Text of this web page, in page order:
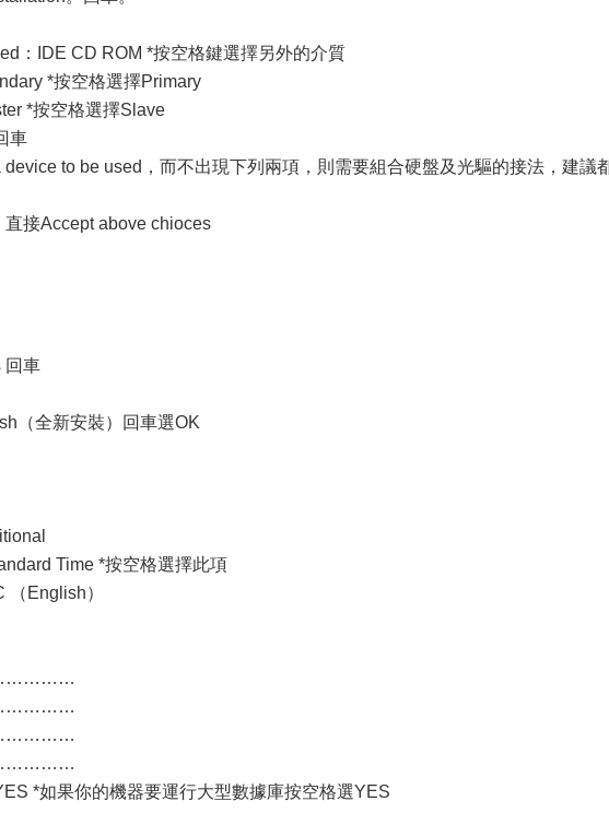
：IDE CD ROM *按空格鍵選擇另外的介質
*按空格選擇Primary
*按空格選擇Slave
車
to be used，而不出現下列兩項，則需要組合硬盤及光驅的接法，建議
接Accept above chioces
回車
（全新安裝）回車選OK
Time *按空格選擇此項
（English）
*如果你的機器要運行大型數據庫按空格選YES